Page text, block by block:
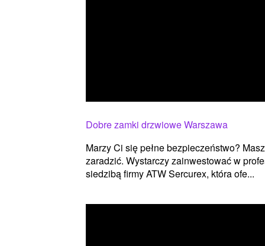
Dobre zamki drzwiowe Warszawa
Marzy Ci się pełne bezpieczeństwo?
zaradzić. Wystarczy zainwestować w
siedzibą firmy ATW Sercurex, która ofe...